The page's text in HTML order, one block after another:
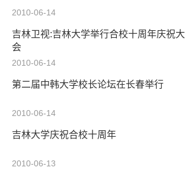
2010-06-14
吉林卫视:吉林大学举行合校十周年庆祝大
会
2010-06-14
第二届中韩大学校长论坛在长春举行
2010-06-14
吉林大学庆祝合校十周年
2010-06-13